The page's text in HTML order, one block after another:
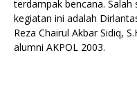
terdampak bencana.
kegiatan ini adalah
Reza Chairul Akbar Sidiq,
alumni AKPOL 2003.